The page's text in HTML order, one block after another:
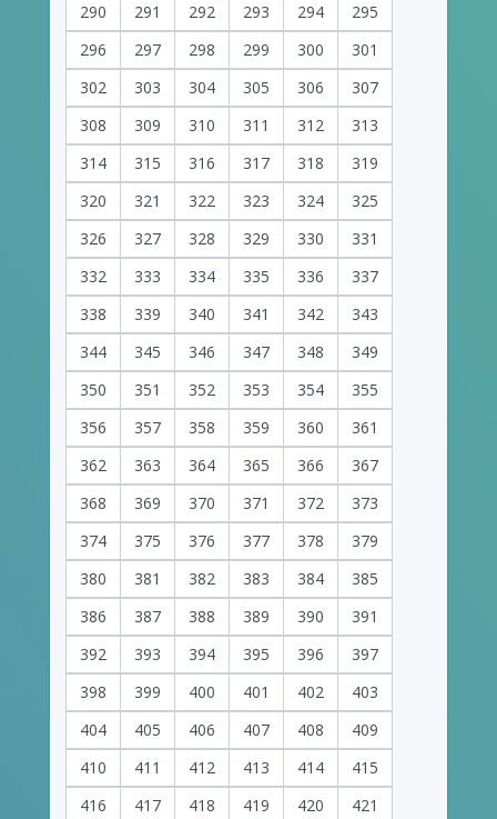
290
291 292 293 294
295
296
297 298 299 300
301
302
303 304 305 306
307
308
309 310 311 312
313
314
315 316 317 318
319
320
321 322 323 324
325
326
327 328 329 330
331
332
333 334 335 336
337
338
339 340 341 342
343
344
345 346 347 348
349
350
351 352 353 354
355
356
357 358 359 360
361
362
363 364 365 366
367
368
369 370 371 372
373
374
375 376 377 378
379
380
381 382 383 384
385
386
387 388 389 390
391
392
393 394 395 396
397
398
399 400 401 402
403
404
405 406 407 408
409
410
411 412 413 414
415
416
417 418 419 420 421